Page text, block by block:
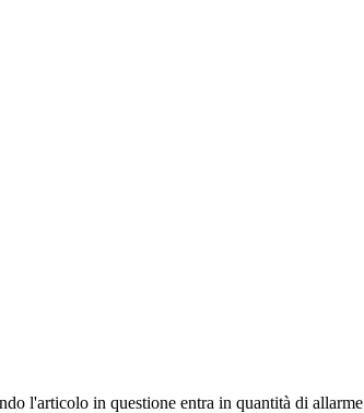
l'articolo in questione entra in quantità di allarme